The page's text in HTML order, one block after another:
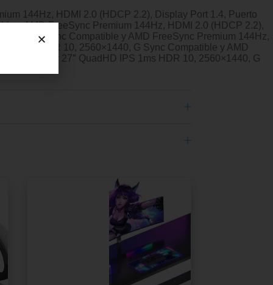
144Hz, HDMI 2.0 (HDCP 2.2), Display Port 1.4, Puerto
y AMD FreeSync Premium 144Hz, HDMI 2.0 (HDCP 2.2),
G Sync Compatible y AMD FreeSync Premium 144Hz,
1ms HDR 10, 2560×1440, G Sync Compatible y AMD
Monitor 27″ QuadHD IPS 1ms HDR 10, 2560×1440, G